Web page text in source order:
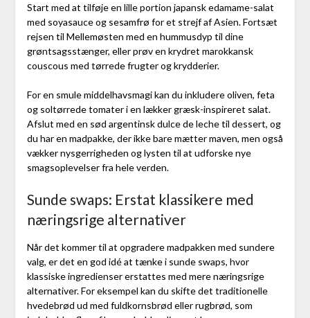
Start med at tilføje en lille portion japansk edamame-salat
med soyasauce og sesamfrø for et strejf af Asien. Fortsæt
rejsen til Mellemøsten med en hummusdyp til dine
grøntsagsstænger, eller prøv en krydret marokkansk
couscous med tørrede frugter og krydderier.
For en smule middelhavsmagi kan du inkludere oliven, feta
og soltørrede tomater i en lækker græsk-inspireret salat.
Afslut med en sød argentinsk dulce de leche til dessert, og
du har en madpakke, der ikke bare mætter maven, men også
vækker nysgerrigheden og lysten til at udforske nye
smagsoplevelser fra hele verden.
Sunde swaps: Erstat klassikere med
næringsrige alternativer
Når det kommer til at opgradere madpakken med sundere
valg, er det en god idé at tænke i sunde swaps, hvor
klassiske ingredienser erstattes med mere næringsrige
alternativer. For eksempel kan du skifte det traditionelle
hvedebrød ud med fuldkornsbrød eller rugbrød, som